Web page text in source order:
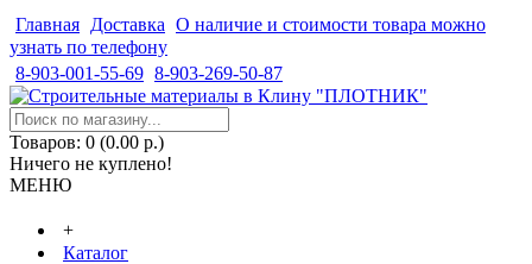
Главная Доставка О наличие и стоимости товара можно
узнать по телефону
8-903-001-55-69 8-903-269-50-87
Товаров: 0 (0.00 р.)
Ничего не куплено!
МЕНЮ
+
Каталог